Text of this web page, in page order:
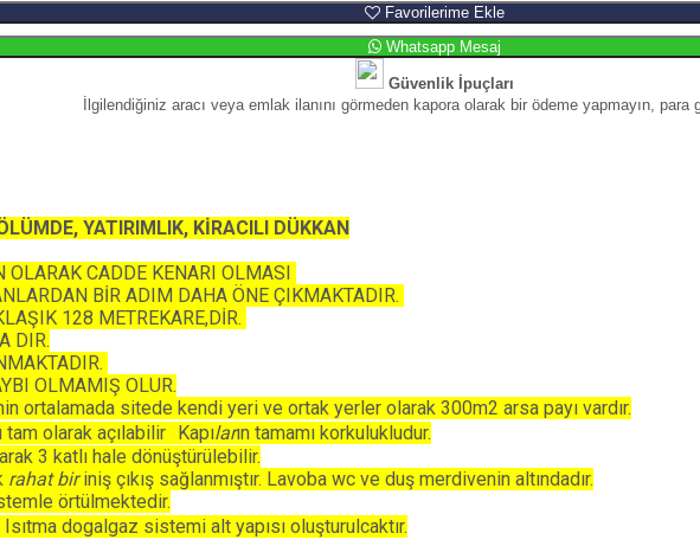
Favorilerime Ekle
Whatsapp Mesaj
Güvenlik İpuçları
İlgilendiğiniz aracı veya emlak ilanını görmeden kapora olarak bir ödeme yapmayın, para
YATIRIMLIK, KİRACILI DÜKKAN
CADDE KENARI OLMASI
BİR ADIM DAHA ÖNE ÇIKMAKTADIR.
128 METREKARE,DİR.
DIR.
OLMAMIŞ OLUR.
ortalamada sitede kendi yeri ve ortak yerler olarak 300m2 arsa payı vardır.
tam olarak açılabilir Kapıların tamamı korkulukludur.
3 katlı hale dönüştürülebilir.
rahat biriniş çıkış sağlanmıştır. Lavoba wc ve duş merdivenin altındadır.
örtülmektedir.
dogalgaz sistemi alt yapısı oluşturulcaktır.